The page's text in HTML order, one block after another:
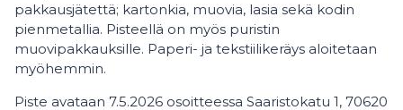
pakkausjätettä; kartonkia, muovia, lasia sekä kodin
pienmetallia. Pisteellä on myös puristin
muovipakkauksille. Paperi- ja tekstiilikeräys aloitetaan
myöhemmin.
Piste avataan 7.5.2026 osoitteessa Saaristokatu 1, 70620